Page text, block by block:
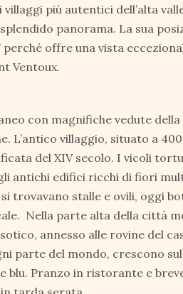
più autentici dell’alta
panorama. La sua
offre una vista
Ventoux.
con magnifiche vedute della
L’antico villaggio, situato a
del XIV secolo. I vicoli
antichi edifici ricchi di fiori
trovavano stalle e ovili, oggi
Nella parte alta della città
annesso alle rovine del
parte del mondo, crescono
blu. Pranzo in ristorante e